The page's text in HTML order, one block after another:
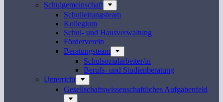
Schulgemeinschaft
Schulleitungsteam
Kollegium
Schul- und Hausverwaltung
Förderverein
Beratungsteam
Schulsozialarbeiter/in
Berufs- und Studienberatung
Unterricht
Gesellschaftswissenschaftliches Aufgabenfeld